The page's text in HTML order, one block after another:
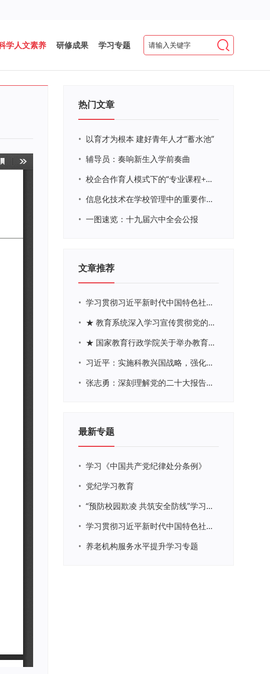
学人文素养 研修成果 学习专题
热门文章
• 以育才为根本 建好青年人才“蓄水池”
• 辅导员：奏响新生入学前奏曲
•
校企合作育人模式下的“专业课程+思政教育+党建活动”交叉融合的课程思政教学探索与实践
•
信息化技术在学校管理中的重要作用 ——以贵州省威宁民族中学和校园使用等为例
• 一图速览：十九届六中全会公报
文章推荐
•
学习贯彻习近平新时代中国特色社会主义思想主题教育网络培训
•
★ 教育系统深入学习宣传贯彻党的二十大精神学习专题
•
★ 国家教育行政学院关于举办教育系统深入学习宣传贯彻党的二十大精神专题网络培训的通知
•
习近平：实施科教兴国战略，强化现代化建设人才支撑
•
张志勇：深刻理解党的二十大报告关于教育的新思想、新战略、新要求
最新专题
• 学习《中国共产党纪律处分条例》
• 党纪学习教育
•
“预防校园欺凌 共筑安全防线”学习专题
•
学习贯彻习近平新时代中国特色社会主义思想主题教育
• 养老机构服务水平提升学习专题